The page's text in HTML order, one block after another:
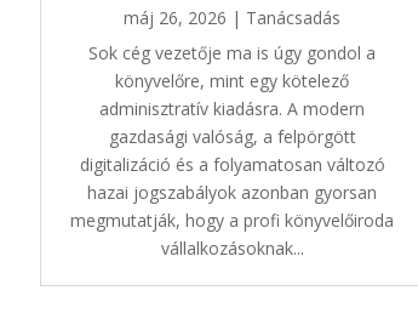
máj 26, 2026 | Tanácsadás
Sok cég vezetője ma is úgy gondol a
könyvelőre, mint egy kötelező
adminisztratív kiadásra. A modern
gazdasági valóság, a felpörgött
digitalizáció és a folyamatosan változó
hazai jogszabályok azonban gyorsan
megmutatják, hogy a profi könyvelőiroda
vállalkozásoknak...